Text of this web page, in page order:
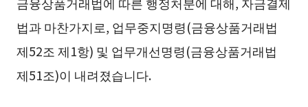
법과 마찬가지로, 업무중지명령(금융상품거래법
제52조 제1항) 및 업무개선명령(금융상품거래법
제51조)이 내려졌습니다.